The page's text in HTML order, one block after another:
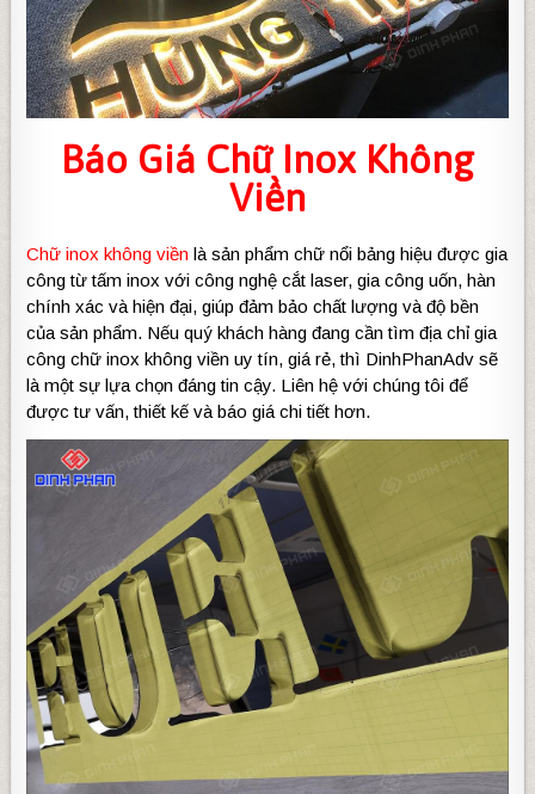
Báo Giá Chữ Inox Không
Viền
Chữ inox không viền là sản phẩm chữ nổi bảng hiệu được gia
công từ tấm inox với công nghệ cắt laser, gia công uốn, hàn
chính xác và hiện đại, giúp đảm bảo chất lượng và độ bền
của sản phẩm. Nếu quý khách hàng đang cần tìm địa chỉ gia
công chữ inox không viền uy tín, giá rẻ, thì DinhPhanAdv sẽ
là một sự lựa chọn đáng tin cậy. Liên hệ với chúng tôi để
được tư vấn, thiết kế và báo giá chi tiết hơn.